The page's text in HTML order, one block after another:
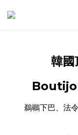
韓國
鵜鶘下巴、法